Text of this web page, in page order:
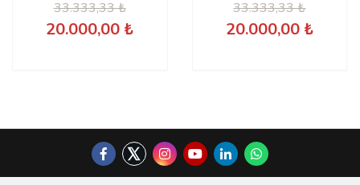
33.333,33 ₺
20.000,00 ₺
33.333,33 ₺
20.000,00 ₺